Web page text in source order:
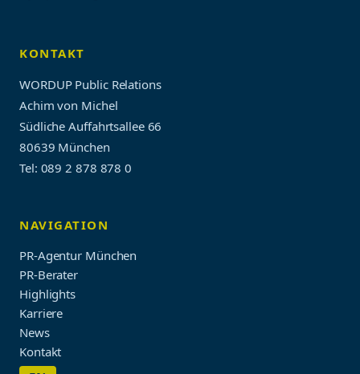
KONTAKT
WORDUP Public Relations
Achim von Michel
Südliche Auffahrtsallee 66
80639 München
Tel: 089 2 878 878 0
NAVIGATION
PR-Agentur München
PR-Berater
Highlights
Karriere
News
Kontakt